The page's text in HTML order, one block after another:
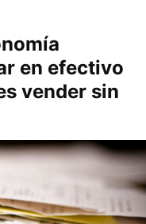
en efectivo
vender sin